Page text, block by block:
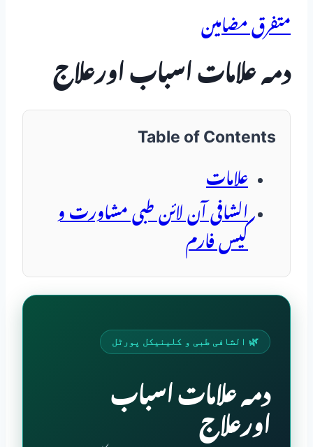
متفرق مضامین
دمہ علامات اسباب اورعلاج
Table of Contents
علامات
الشافی آن لائن طبی مشاورت و
کیس فارم
🌿 الشافی طبی و کلینیکل پورٹل
دمہ علامات اسباب
اورعلاج